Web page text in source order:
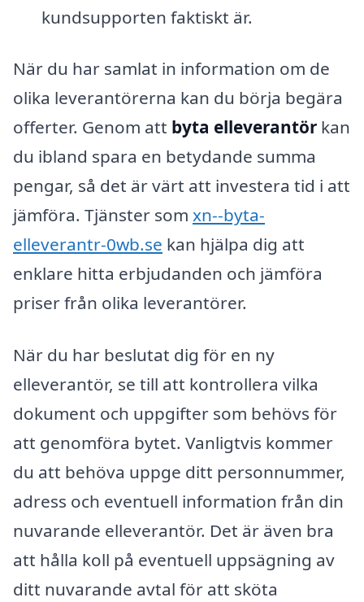
kundsupporten faktiskt är.
När du har samlat in information om de
olika leverantörerna kan du börja begära
offerter. Genom att byta elleverantör kan
du ibland spara en betydande summa
pengar, så det är värt att investera tid i att
jämföra. Tjänster som xn--byta-
elleverantr-0wb.se kan hjälpa dig att
enklare hitta erbjudanden och jämföra
priser från olika leverantörer.
När du har beslutat dig för en ny
elleverantör, se till att kontrollera vilka
dokument och uppgifter som behövs för
att genomföra bytet. Vanligtvis kommer
du att behöva uppge ditt personnummer,
adress och eventuell information från din
nuvarande elleverantör. Det är även bra
att hålla koll på eventuell uppsägning av
ditt nuvarande avtal för att sköta